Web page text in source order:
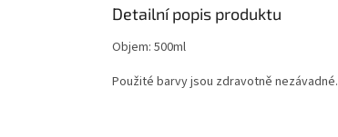
Detailní popis produktu
Objem: 500ml
Použité barvy jsou zdravotně nezávadné.